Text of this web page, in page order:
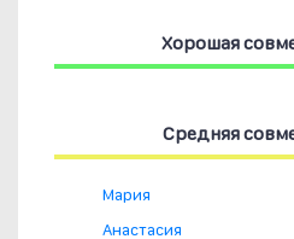
Хорошая
Средняя
Мария
Анастасия